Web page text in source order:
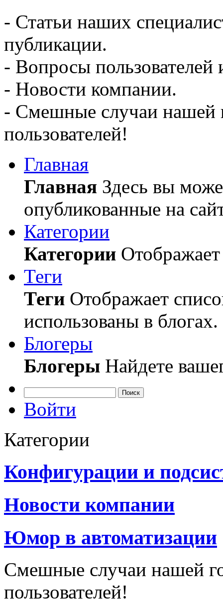
- Статьи наших
публикации.
- Вопросы пользователей
- Новости компании.
- Смешные случаи нашей
пользователей!
Главная
Главная Здесь вы
опубликованные на
Категории
Категории
Теги
Теги Отображает
использованы в блогах.
Блогеры
Блогеры Найдете
Поиск
Войти
Категории
Конфигурации и
Новости компании
Юмор в автоматизации
Смешные случаи нашей
пользователей!